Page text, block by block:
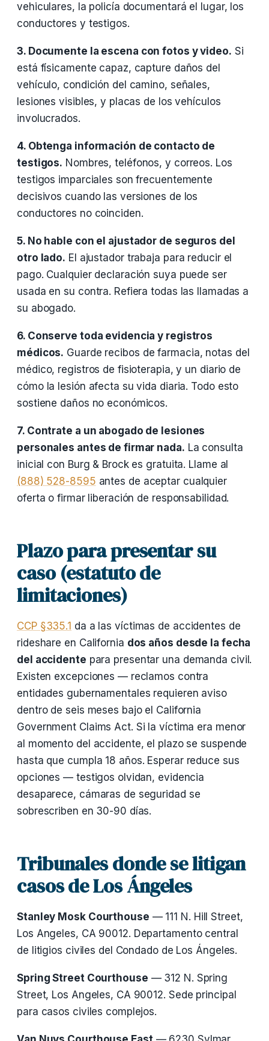
vehiculares, la policía documentará el lugar, los
conductores y testigos.
3. Documente la escena con fotos y video. Si
está físicamente capaz, capture daños del
vehículo, condición del camino, señales,
lesiones visibles, y placas de los vehículos
involucrados.
4. Obtenga información de contacto de
testigos. Nombres, teléfonos, y correos. Los
testigos imparciales son frecuentemente
decisivos cuando las versiones de los
conductores no coinciden.
5. No hable con el ajustador de seguros del
otro lado. El ajustador trabaja para reducir el
pago. Cualquier declaración suya puede ser
usada en su contra. Refiera todas las llamadas a
su abogado.
6. Conserve toda evidencia y registros
médicos. Guarde recibos de farmacia, notas del
médico, registros de fisioterapia, y un diario de
cómo la lesión afecta su vida diaria. Todo esto
sostiene daños no económicos.
7. Contrate a un abogado de lesiones
personales antes de firmar nada. La consulta
inicial con Burg & Brock es gratuita. Llame al
(888) 528-8595 antes de aceptar cualquier
oferta o firmar liberación de responsabilidad.
Plazo para presentar su
caso (estatuto de
limitaciones)
CCP §335.1 da a las víctimas de accidentes de
rideshare en California dos años desde la fecha
del accidente para presentar una demanda civil.
Existen excepciones — reclamos contra
entidades gubernamentales requieren aviso
dentro de seis meses bajo el California
Government Claims Act. Si la víctima era menor
al momento del accidente, el plazo se suspende
hasta que cumpla 18 años. Esperar reduce sus
opciones — testigos olvidan, evidencia
desaparece, cámaras de seguridad se
sobrescriben en 30-90 días.
Tribunales donde se litigan
casos de Los Ángeles
Stanley Mosk Courthouse — 111 N. Hill Street,
Los Angeles, CA 90012. Departamento central
de litigios civiles del Condado de Los Ángeles.
Spring Street Courthouse — 312 N. Spring
Street, Los Angeles, CA 90012. Sede principal
para casos civiles complejos.